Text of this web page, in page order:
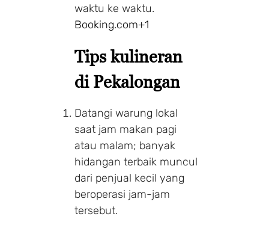
waktu ke waktu.
Booking.com+1
Tips kulineran
di Pekalongan
Datangi warung lokal
saat jam makan pagi
atau malam; banyak
hidangan terbaik muncul
dari penjual kecil yang
beroperasi jam-jam
tersebut.